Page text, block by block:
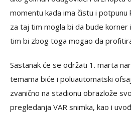
momentu kada ima čistu i potpunu
za taj tim mogla bi da bude korner
tim bi zbog toga mogao da
Sastanak će se održati 1. marta
temama biće i poluautomatski
zvanično na stadionu obrazlože
pregledanja VAR snimka, kao i